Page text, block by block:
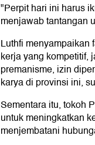
"Perpit hari ini harus
menjawab tantangan
Luthfi menyampaikan
kerja yang kompetitif,
premanisme, izin
karya di provinsi ini,
Sementara itu, tokoh
untuk meningkatkan
menjembatani